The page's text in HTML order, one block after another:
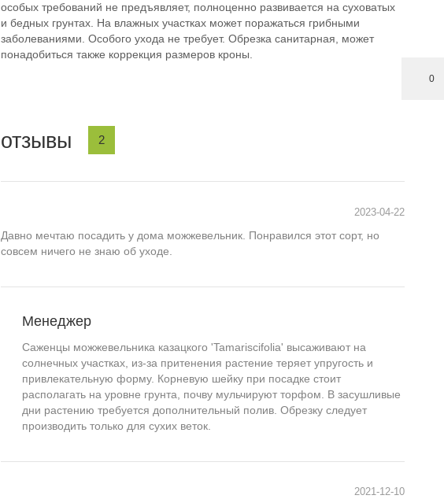
0
особых требований не предъявляет, полноценно развивается на суховатых
и бедных грунтах. На влажных участках может поражаться грибными
заболеваниями. Особого ухода не требует. Обрезка санитарная, может
понадобиться также коррекция размеров кроны.
отзывы 2
2023-04-22
Давно мечтаю посадить у дома можжевельник. Понравился этот сорт, но
совсем ничего не знаю об уходе.
Менеджер
Саженцы можжевельника казацкого 'Tamariscifolia' высаживают на
солнечных участках, из-за притенения растение теряет упругость и
привлекательную форму. Корневую шейку при посадке стоит
располагать на уровне грунта, почву мульчируют торфом. В засушливые
дни растению требуется дополнительный полив. Обрезку следует
производить только для сухих веток.
2021-12-10